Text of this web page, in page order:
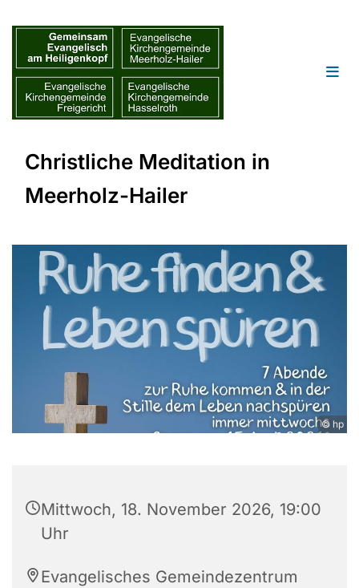
Christliche Meditation in
Meerholz-Hailer
© hp
Mittwoch, 18. November 2026, 19:00
Uhr
Evangelisches Gemeindezentrum